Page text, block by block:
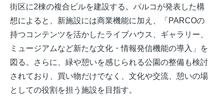
街区に2棟の複合ビルを建設する 。パルコが発表した構
想によると、新施設には商業機能に加え、「PARCOの
持つコンテンツを活かしたライブハウス、ギャラリー、
ミュージアムなど新たな文化・情報発信機能の導入」を
図る 。さらに、緑や憩いを感じられる公園の整備も検討
されており、買い物だけでなく、文化や交流、憩いの場
としての役割を担う施設を目指す。